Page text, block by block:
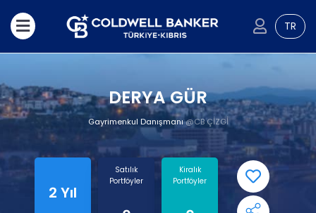
TR
DERYA GÜR
Gayrimenkul Danışmanı@CB ÇİZGİ
2 Yıl
Satılık
Portföyler
Kiralık
Portföyler